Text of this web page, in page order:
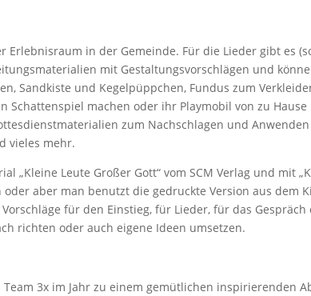
in der Gemeinde. Für die Lieder gibt es
mit Gestaltungsvorschlägen und
Sandkiste und Kegelpüppchen, Fundus zum
Schattenspiel machen oder ihr Playmobil von zu
zum Nachschlagen und
vieles mehr.
„Kleine Leute Großer Gott“ vom SCM Verlag und mit
aber man benutzt die gedruckte Version aus dem
für den Einstieg, für Lieder, für das
richten oder auch eigene Ideen umsetzen.
3x im Jahr zu einem gemütlichen inspirierenden